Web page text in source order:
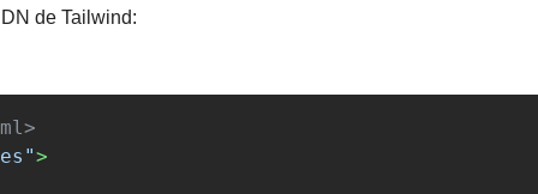
de Tailwind:
>